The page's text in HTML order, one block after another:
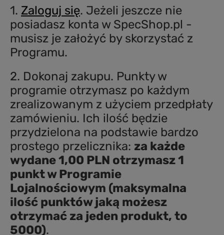
1. Zaloguj się. Jeżeli jeszcze nie
posiadasz konta w SpecShop.pl -
musisz je założyć by skorzystać z
Programu.
2. Dokonaj zakupu. Punkty w
programie otrzymasz po każdym
zrealizowanym z użyciem przedpłaty
zamówieniu. Ich ilość będzie
przydzielona na podstawie bardzo
prostego przelicznika: za każde
wydane 1,00 PLN otrzymasz 1
punkt w Programie
Lojalnościowym (maksymalna
ilość punktów jaką możesz
otrzymać za jeden produkt, to
5000).